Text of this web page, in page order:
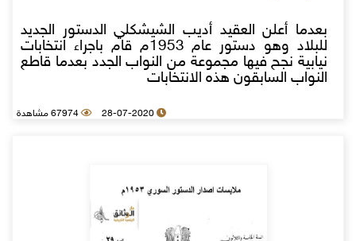
بعدما أعلن العقيد أديب الشيشكلي الدستور الجديد
للبلاد وهو دستور عام 1953م قام باجراء انتخابات
نيابية نجح فيها مجموعة من النواب الجدد بعدما قاطع
النواب السابقون هذه الانتخابات
28-07-2020 67974 مشاهدة